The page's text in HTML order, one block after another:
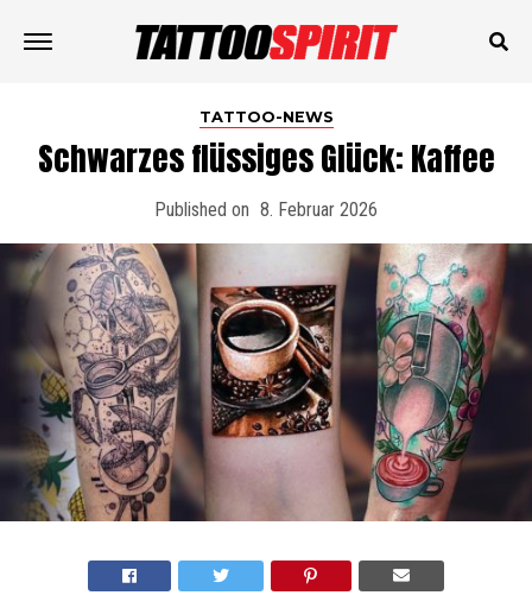
TATTOO-NEWS
Schwarzes flüssiges Glück: Kaffee
Published on 8. Februar 2026